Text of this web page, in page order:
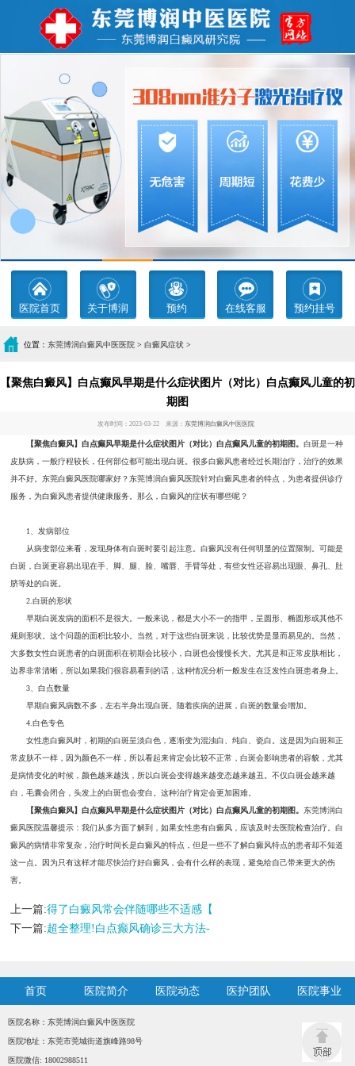
医院首页 关于博润 预约 在线客服 预约挂号
位置： 东莞博润白癜风中医医院 > 白癜风症状 >
【聚焦白癜风】白点癫风早期是什么症状图片（对比）白点癫风儿童的初
期图
发布时间：2023-03-22 来源： 东莞博润白癜风中医医院
【聚焦白癜风】白点癫风早期是什么症状图片（对比）白点癫风儿童的初期图。白斑是一种
皮肤病，一般疗程较长，任何部位都可能出现白斑。很多白癜风患者经过长期治疗，治疗的效果
并不好。东莞白癜风医院哪家好？东莞博润白癜风医院针对白癜风患者的特点，为患者提供诊疗
服务，为白癜风患者提供健康服务。那么，白癜风的症状有哪些呢？
1、发病部位
从病变部位来看，发现身体有白斑时要引起注意。白癜风没有任何明显的位置限制。可能是
白斑，白斑更容易出现在手、脚、腿、脸、嘴唇、手臂等处，有些女性还容易出现眼、鼻孔、肚
脐等处的白斑。
2.白斑的形状
早期白斑发病的面积不是很大。一般来说，都是大小不一的指甲，呈圆形、椭圆形或其他不
规则形状。这个问题的面积比较小。当然，对于这些白斑来说，比较优势是显而易见的。当然，
大多数女性白斑患者的白斑面积在初期会比较小，白斑也会慢慢长大。尤其是和正常皮肤相比，
边界非常清晰，所以如果我们很容易看到的话，这种情况分析一般发生在泛发性白斑患者身上。
3、白点数量
早期白癜风病数不多，左右半身出现白斑。随着疾病的进展，白斑的数量会增加。
4.白色专色
女性患白癜风时，初期的白斑呈淡白色，逐渐变为混浊白、纯白、瓷白。这是因为白斑和正
常皮肤不一样，因为颜色不一样，所以看起来肯定会比较不正常，白斑会影响患者的容貌，尤其
是病情变化的时候，颜色越来越浅，所以白斑会变得越来越变态越来越丑。不仅白斑会越来越
白，毛囊会闭合，头发上的白斑也会变白。这种治疗肯定会更加困难。
【聚焦白癜风】白点癫风早期是什么症状图片（对比）白点癫风儿童的初期图。东莞博润白
癜风医院温馨提示：我们从多方面了解到，如果女性患有白癜风，应该及时去医院检查治疗。白
癜风的病情非常复杂，治疗时间长是白癜风的特点，但是一些不了解白癜风特点的患者却不知道
这一点。因为只有这样才能尽快治疗好白癜风，会有什么样的表现，避免给自己带来更大的伤
害。
上一篇:得了白癜风常会伴随哪些不适感【
下一篇:超全整理!白点癫风确诊三大方法-
首页 医院简介 医院动态 医护团队 医院事业
医院名称：东莞博润白癜风中医医院
医院地址：东莞市莞城街道旗峰路98号
医院微信: 18002988511